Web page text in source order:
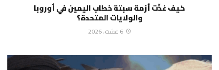
كيف غذّت أزمة سبتة خطاب اليمين في أوروبا
والولايات المتحدة؟
6 غشت، 2026